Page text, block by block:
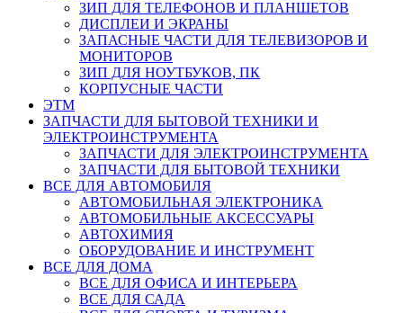
ЗИП ДЛЯ ТЕЛЕФОНОВ И ПЛАНШЕТОВ
ДИСПЛЕИ И ЭКРАНЫ
ЗАПАСНЫЕ ЧАСТИ ДЛЯ ТЕЛЕВИЗОРОВ И
МОНИТОРОВ
ЗИП ДЛЯ НОУТБУКОВ, ПК
КОРПУСНЫЕ ЧАСТИ
ЭТМ
ЗАПЧАСТИ ДЛЯ БЫТОВОЙ ТЕХНИКИ И
ЭЛЕКТРОИНСТРУМЕНТА
ЗАПЧАСТИ ДЛЯ ЭЛЕКТРОИНСТРУМЕНТА
ЗАПЧАСТИ ДЛЯ БЫТОВОЙ ТЕХНИКИ
ВСЕ ДЛЯ АВТОМОБИЛЯ
АВТОМОБИЛЬНАЯ ЭЛЕКТРОНИКА
АВТОМОБИЛЬНЫЕ АКСЕССУАРЫ
АВТОХИМИЯ
ОБОРУДОВАНИЕ И ИНСТРУМЕНТ
ВСЕ ДЛЯ ДОМА
ВСЕ ДЛЯ ОФИСА И ИНТЕРЬЕРА
ВСЕ ДЛЯ САДА